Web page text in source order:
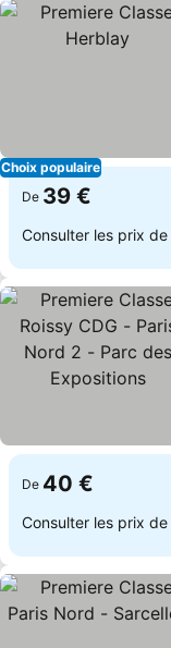
Choix populaire
De 39 €
Consulter les prix de
De 40 €
Consulter les prix de